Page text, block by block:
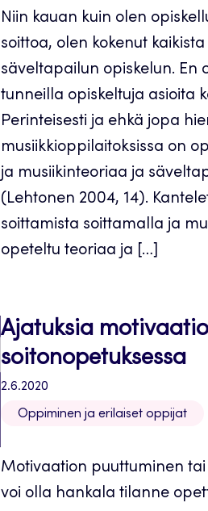
Niin kauan kuin olen
soittoa, olen kokenut
säveltapailun opiskelun. En
tunneilla opiskeltuja asioita
Perinteisesti ja ehkä jopa
musiikkioppilaitoksissa on
ja musiikinteoriaa ja
(Lehtonen 2004, 14).
soittamista soittamalla ja
opeteltu teoriaa ja […]
Ajatuksia
soitonopetuksessa
2.6.2020
Oppiminen ja erilaiset oppijat
Motivaation puuttuminen
voi olla hankala tilanne